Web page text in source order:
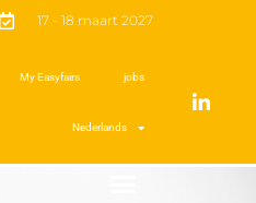
17 - 18 maart 2027
My Easyfairs jobs
Nederlands